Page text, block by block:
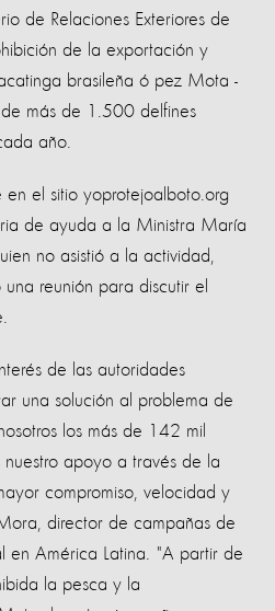
de Relaciones Exteriores de
de la exportación y
brasileña ó pez Mota -
más de 1.500 delfines
año.
en el sitio yoprotejoalboto.org
de ayuda a la Ministra María
no asistió a la actividad,
reunión para discutir el
de las autoridades
una solución al problema de
los más de 142 mil
nuestro apoyo a través de la
compromiso, velocidad y
director de campañas de
en América Latina. "A partir de
la pesca y la